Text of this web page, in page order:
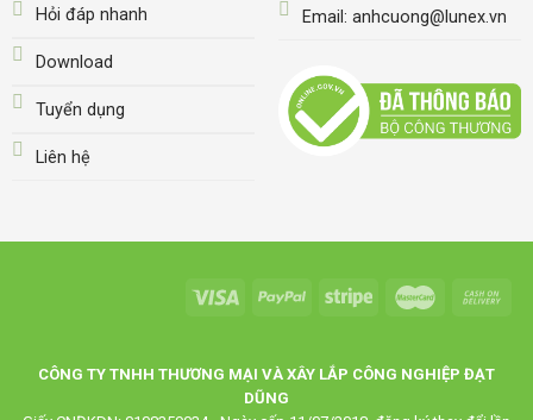
Hỏi đáp nhanh
Download
Tuyển dụng
Liên hệ
Email: anhcuong@lunex.vn
CÔNG TY TNHH THƯƠNG MẠI VÀ XÂY LẮP CÔNG NGHIỆP ĐẠT
DŨNG